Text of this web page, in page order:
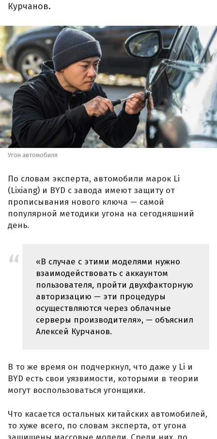
Курчанов.
Угон автомобиля
По словам эксперта, автомобили марок Li
(Lixiang) и BYD с завода имеют защиту от
прописывания нового ключа — самой
популярной методики угона на сегодняшний
день.
«В случае с этими моделями нужно
взаимодействовать с аккаунтом
пользователя, пройти двухфакторную
авторизацию — эти процедуры
осуществляются через облачные
серверы производителя», — объяснил
Алексей Курчанов.
В то же время он подчеркнул, что даже у Li и
BYD есть свои уязвимости, которыми в теории
могут воспользоваться угонщики.
Что касается остальных китайских автомобилей,
то хуже всего, по словам эксперта, от угона